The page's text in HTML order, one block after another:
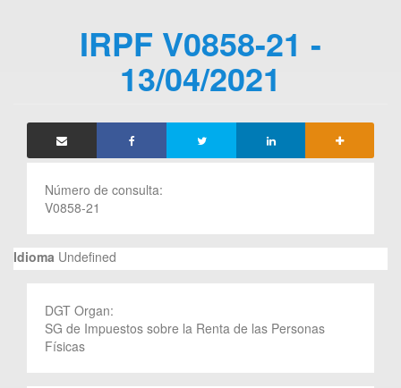
IRPF V0858-21 -
13/04/2021
Número de consulta:
V0858-21
Idioma Undefined
DGT Organ:
SG de Impuestos sobre la Renta de las Personas
Físicas